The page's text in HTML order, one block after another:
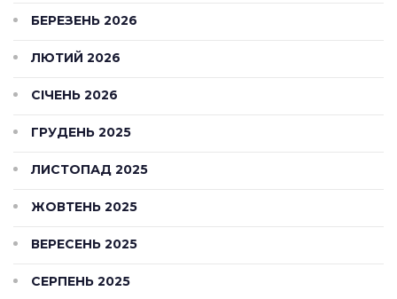
БЕРЕЗЕНЬ 2026
ЛЮТИЙ 2026
СІЧЕНЬ 2026
ГРУДЕНЬ 2025
ЛИСТОПАД 2025
ЖОВТЕНЬ 2025
ВЕРЕСЕНЬ 2025
СЕРПЕНЬ 2025